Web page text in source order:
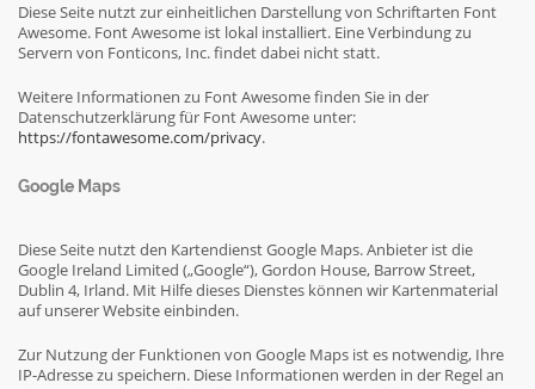
Diese Seite nutzt zur einheitlichen Darstellung von Schriftarten Font
Awesome. Font Awesome ist lokal installiert. Eine Verbindung zu
Servern von Fonticons, Inc. findet dabei nicht statt.
Weitere Informationen zu Font Awesome finden Sie in der
Datenschutzerklärung für Font Awesome unter:
https://fontawesome.com/privacy.
Google Maps
Diese Seite nutzt den Kartendienst Google Maps. Anbieter ist die
Google Ireland Limited („Google“), Gordon House, Barrow Street,
Dublin 4, Irland. Mit Hilfe dieses Dienstes können wir Kartenmaterial
auf unserer Website einbinden.
Zur Nutzung der Funktionen von Google Maps ist es notwendig, Ihre
IP-Adresse zu speichern. Diese Informationen werden in der Regel an